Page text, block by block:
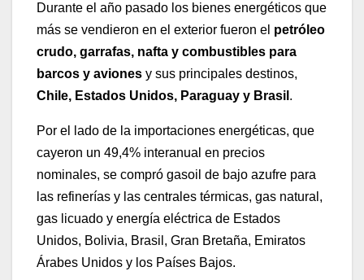
Durante el año pasado los bienes energéticos que
más se vendieron en el exterior fueron el petróleo
crudo, garrafas, nafta y combustibles para
barcos y aviones y sus principales destinos,
Chile, Estados Unidos, Paraguay y Brasil .
Por el lado de la importaciones energéticas, que
cayeron un 49,4% interanual en precios
nominales, se compró gasoil de bajo azufre para
las refinerías y las centrales térmicas, gas natural,
gas licuado y energía eléctrica de Estados
Unidos, Bolivia, Brasil, Gran Bretaña, Emiratos
Árabes Unidos y los Países Bajos.